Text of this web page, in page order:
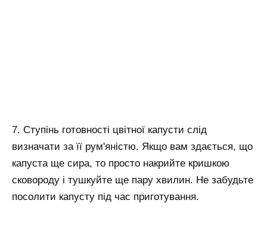
7. Ступінь готовності цвітної капусти слід
визначати за її рум'яністю. Якщо вам здається, що
капуста ще сира, то просто накрийте кришкою
сковороду і тушкуйте ще пару хвилин. Не забудьте
посолити капусту під час приготування.